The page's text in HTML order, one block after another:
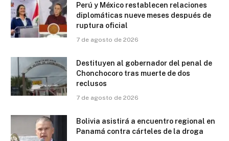
Perú y México restablecen relaciones
diplomáticas nueve meses después de
ruptura oficial
7 de agosto de 2026
Destituyen al gobernador del penal de
Chonchocoro tras muerte de dos
reclusos
7 de agosto de 2026
Bolivia asistirá a encuentro regional en
Panamá contra cárteles de la droga